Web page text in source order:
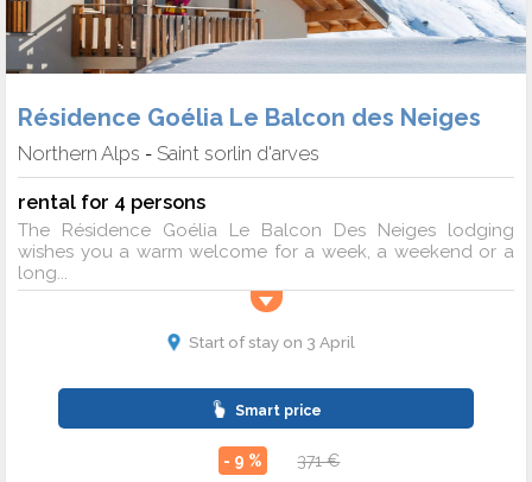
Résidence Goélia Le Balcon des Neiges
Northern Alps - Saint sorlin d'arves
rental for 4 persons
The Résidence Goélia Le Balcon Des Neiges lodging
wishes you a warm welcome for a week, a weekend or a
long...
Start of stay on 3 April
Smart price
- 9 % 371 €